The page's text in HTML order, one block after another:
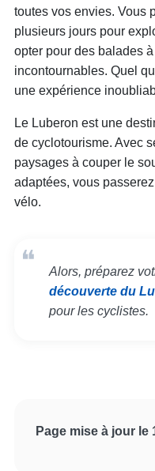
toutes vos envies. Vous
plusieurs jours pour
opter pour des balades
incontournables. Quel
une expérience
Le Luberon est une
de cyclotourisme. Avec
paysages à couper le
adaptées, vous
vélo.
Alors, préparez
découverte du
pour les cyclistes.
Page mise à jour le